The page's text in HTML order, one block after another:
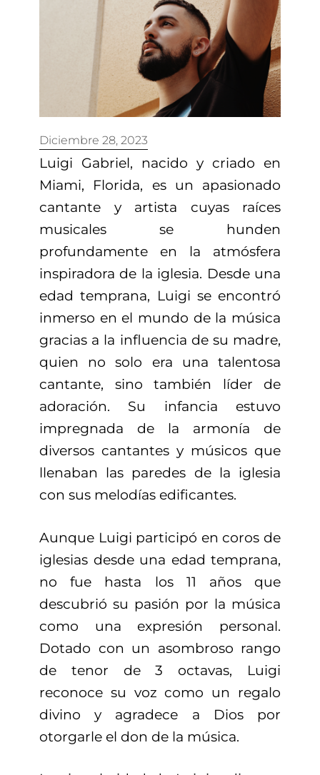
Diciembre 28, 2023
Luigi Gabriel, nacido y criado en
Miami, Florida, es un apasionado
cantante y artista cuyas raíces
musicales se hunden
profundamente en la atmósfera
inspiradora de la iglesia. Desde una
edad temprana, Luigi se encontró
inmerso en el mundo de la música
gracias a la influencia de su madre,
quien no solo era una talentosa
cantante, sino también líder de
adoración. Su infancia estuvo
impregnada de la armonía de
diversos cantantes y músicos que
llenaban las paredes de la iglesia
con sus melodías edificantes.
Aunque Luigi participó en coros de
iglesias desde una edad temprana,
no fue hasta los 11 años que
descubrió su pasión por la música
como una expresión personal.
Dotado con un asombroso rango
de tenor de 3 octavas, Luigi
reconoce su voz como un regalo
divino y agradece a Dios por
otorgarle el don de la música.